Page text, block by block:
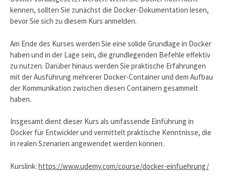
kennen, sollten Sie zunächst die Docker-Dokumentation lesen,
bevor Sie sich zu diesem Kurs anmelden.
Am Ende des Kurses werden Sie eine solide Grundlage in Docker
haben und in der Lage sein, die grundlegenden Befehle effektiv
zu nutzen. Darüber hinaus werden Sie praktische Erfahrungen
mit der Ausführung mehrerer Docker-Container und dem Aufbau
der Kommunikation zwischen diesen Containern gesammelt
haben.
Insgesamt dient dieser Kurs als umfassende Einführung in
Docker für Entwickler und vermittelt praktische Kenntnisse, die
in realen Szenarien angewendet werden können.
Kurslink: https://www.udemy.com/course/docker-einfuehrung/